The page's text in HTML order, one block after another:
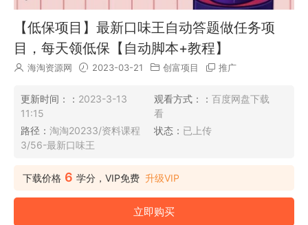
【低保项目】最新口味王自动答题做任务项
目，每天领低保【自动脚本+教程】
海淘资源网 2023-03-21 创富项目 推广
更新时间：： 2023-3-13
11:15
观看方式：： 百度网盘下载
看
路径： 淘淘20233/资料课程
3/56-最新口味王
状态： 已上传
下载价格 6 学分，VIP免费 升级VIP
立即购买